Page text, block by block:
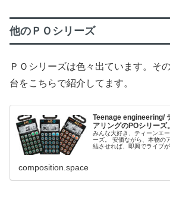
他のＰＯシリーズ
ＰＯシリーズは色々出ています。そ
台をこちらで紹介してます。
Teenage engineering/
アリングのPOシリーズ
みんな大好き、ティーンエ
ーズ。 安価ながら、本物の
結させれば、即興でライブ
composition.space